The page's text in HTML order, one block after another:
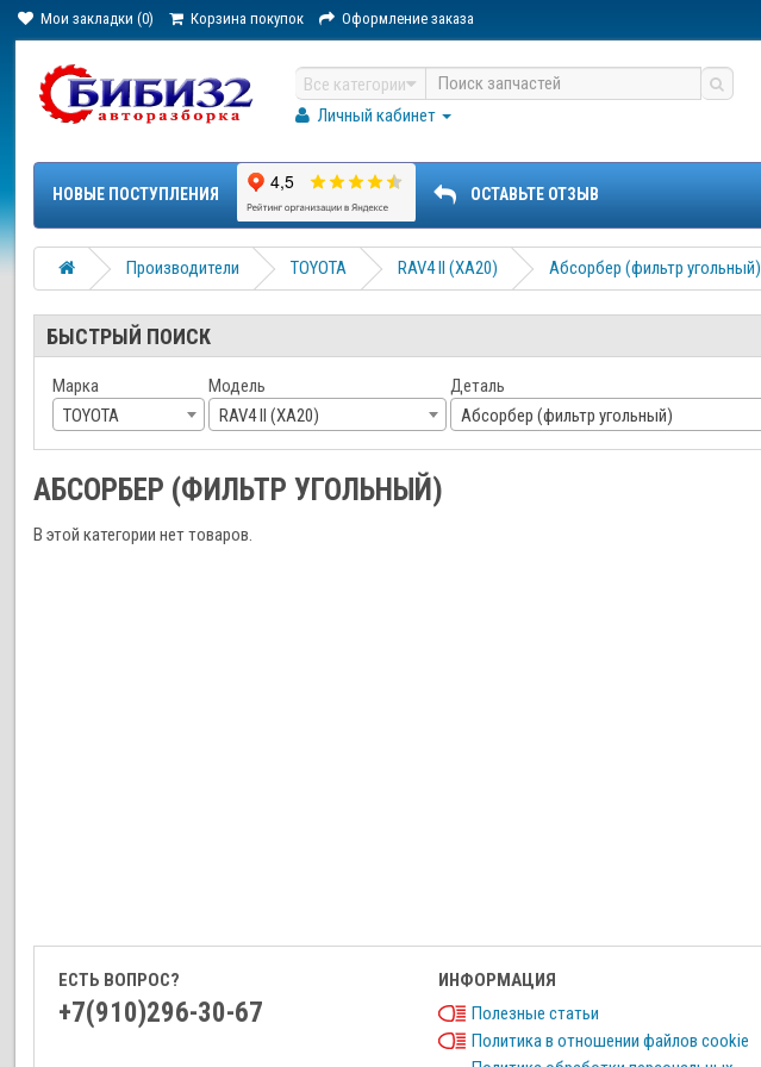
Мои закладки (0) Корзина покупок Оформление заказа
Все категории
Личный кабинет
НОВЫЕ ПОСТУПЛЕНИЯ ОСТАВЬТЕ ОТЗЫВ
Производители TOYOTA RAV4 II (XA20) Абсорбер (фильтр угольный)
БЫСТРЫЙ ПОИСК
Марка
TOYOTA
Модель
RAV4 II (XA20)
Деталь
Абсорбер (фильтр угольный)
АБСОРБЕР (ФИЛЬТР УГОЛЬНЫЙ)
В этой категории нет товаров.
ЕСТЬ ВОПРОС?
+7(910)296-30-67
ИНФОРМАЦИЯ
Полезные статьи
Политика в отношении файлов cookie